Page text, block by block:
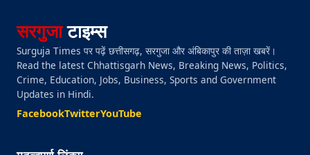
सरगुजाटाइम्स
Surguja Times पर पढ़ें छत्तीसगढ़, सरगुजा और अंबिकापुर की ताज़ा खबरें।
Read the latest Chhattisgarh News, Breaking News, Politics,
Crime, Education, Jobs, Business, Sports and Government
Updates in Hindi.
FacebookTwitterYouTube